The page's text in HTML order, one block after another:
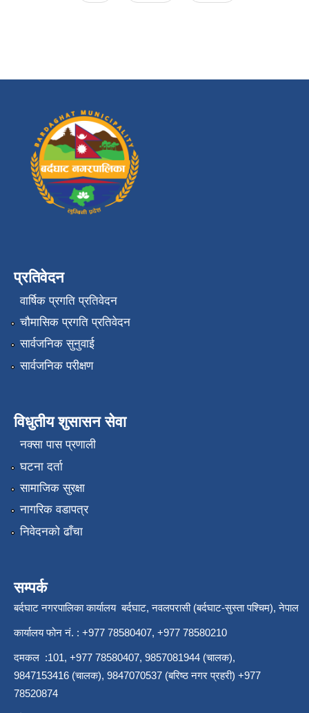
प्रतिवेदन
वार्षिक प्रगति प्रतिवेदन
चौमासिक प्रगति प्रतिवेदन
सार्वजनिक सुनुवाई
सार्वजनिक परीक्षण
विधुतीय शुसासन सेवा
नक्सा पास प्रणाली
घटना दर्ता
सामाजिक सुरक्षा
नागरिक वडापत्र
निवेदनको ढाँचा
सम्पर्क
बर्दघाट नगरपालिका कार्यालय बर्दघाट, नवलपरासी (बर्दघाट-सुस्ता पश्चिम), नेपाल
कार्यालय फोन नं. : +977 78580407, +977 78580210
दमकल :101, +977 78580407, 9857081944 (चालक),
9847153416 (चालक), 9847070537 (बरिष्ठ नगर प्रहरी) +977
78520874